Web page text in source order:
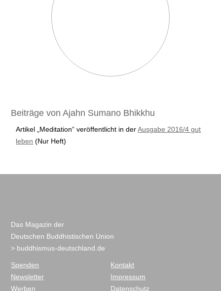
Beiträge von Ajahn Sumano Bhikkhu
Artikel „Meditation“ veröffentlicht in derAusgabe 2016/4 gut
leben (Nur Heft)
Das Magazin der
Deutschen Buddhistischen Union
> buddhismus-deutschland.de
Spenden
Newsletter
Werben
Kontakt
Impressum
Datenschutz